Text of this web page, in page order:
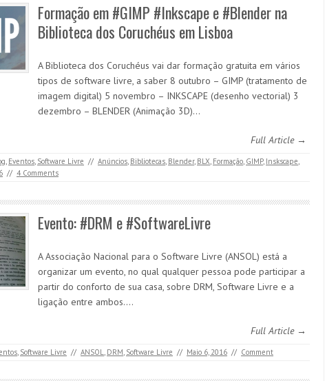
Formação em #GIMP #Inkscape e #Blender na
Biblioteca dos Coruchéus em Lisboa
A Biblioteca dos Coruchéus vai dar formação gratuita em vários
tipos de software livre, a saber 8 outubro – GIMP (tratamento de
imagem digital) 5 novembro – INKSCAPE (desenho vectorial) 3
dezembro – BLENDER (Animação 3D)…
Full Article →
, Eventos, Software Livre // Anúncios, Bibliotecas, Blender, BLX, Formação, GIMP, Inskscape,
// 4 Comments
Evento: #DRM e #SoftwareLivre
A Associação Nacional para o Software Livre (ANSOL) está a
organizar um evento, no qual qualquer pessoa pode participar a
partir do conforto de sua casa, sobre DRM, Software Livre e a
ligação entre ambos.…
Full Article →
, Software Livre // ANSOL, DRM, Software Livre // Maio 6, 2016 // Comment